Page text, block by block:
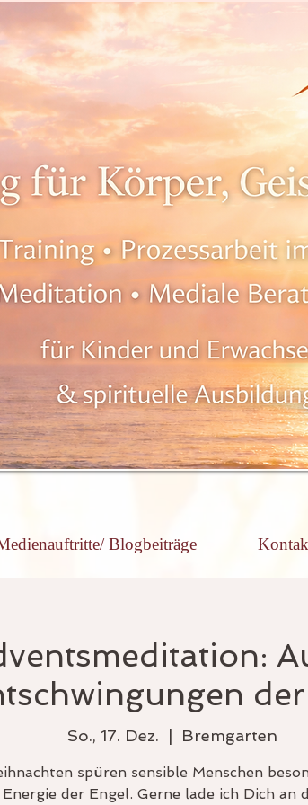
Blogbeiträge
So., 17. Dez. Bremgarten
spüren sensible Menschen
der Engel. Gerne lade ich Dich an